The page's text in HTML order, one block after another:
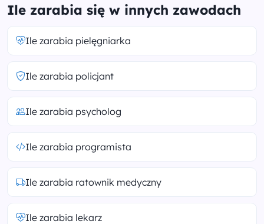
Ile zarabia się w innych zawodach
Ile zarabia pielęgniarka
Ile zarabia policjant
Ile zarabia psycholog
Ile zarabia programista
Ile zarabia ratownik medyczny
Ile zarabia lekarz